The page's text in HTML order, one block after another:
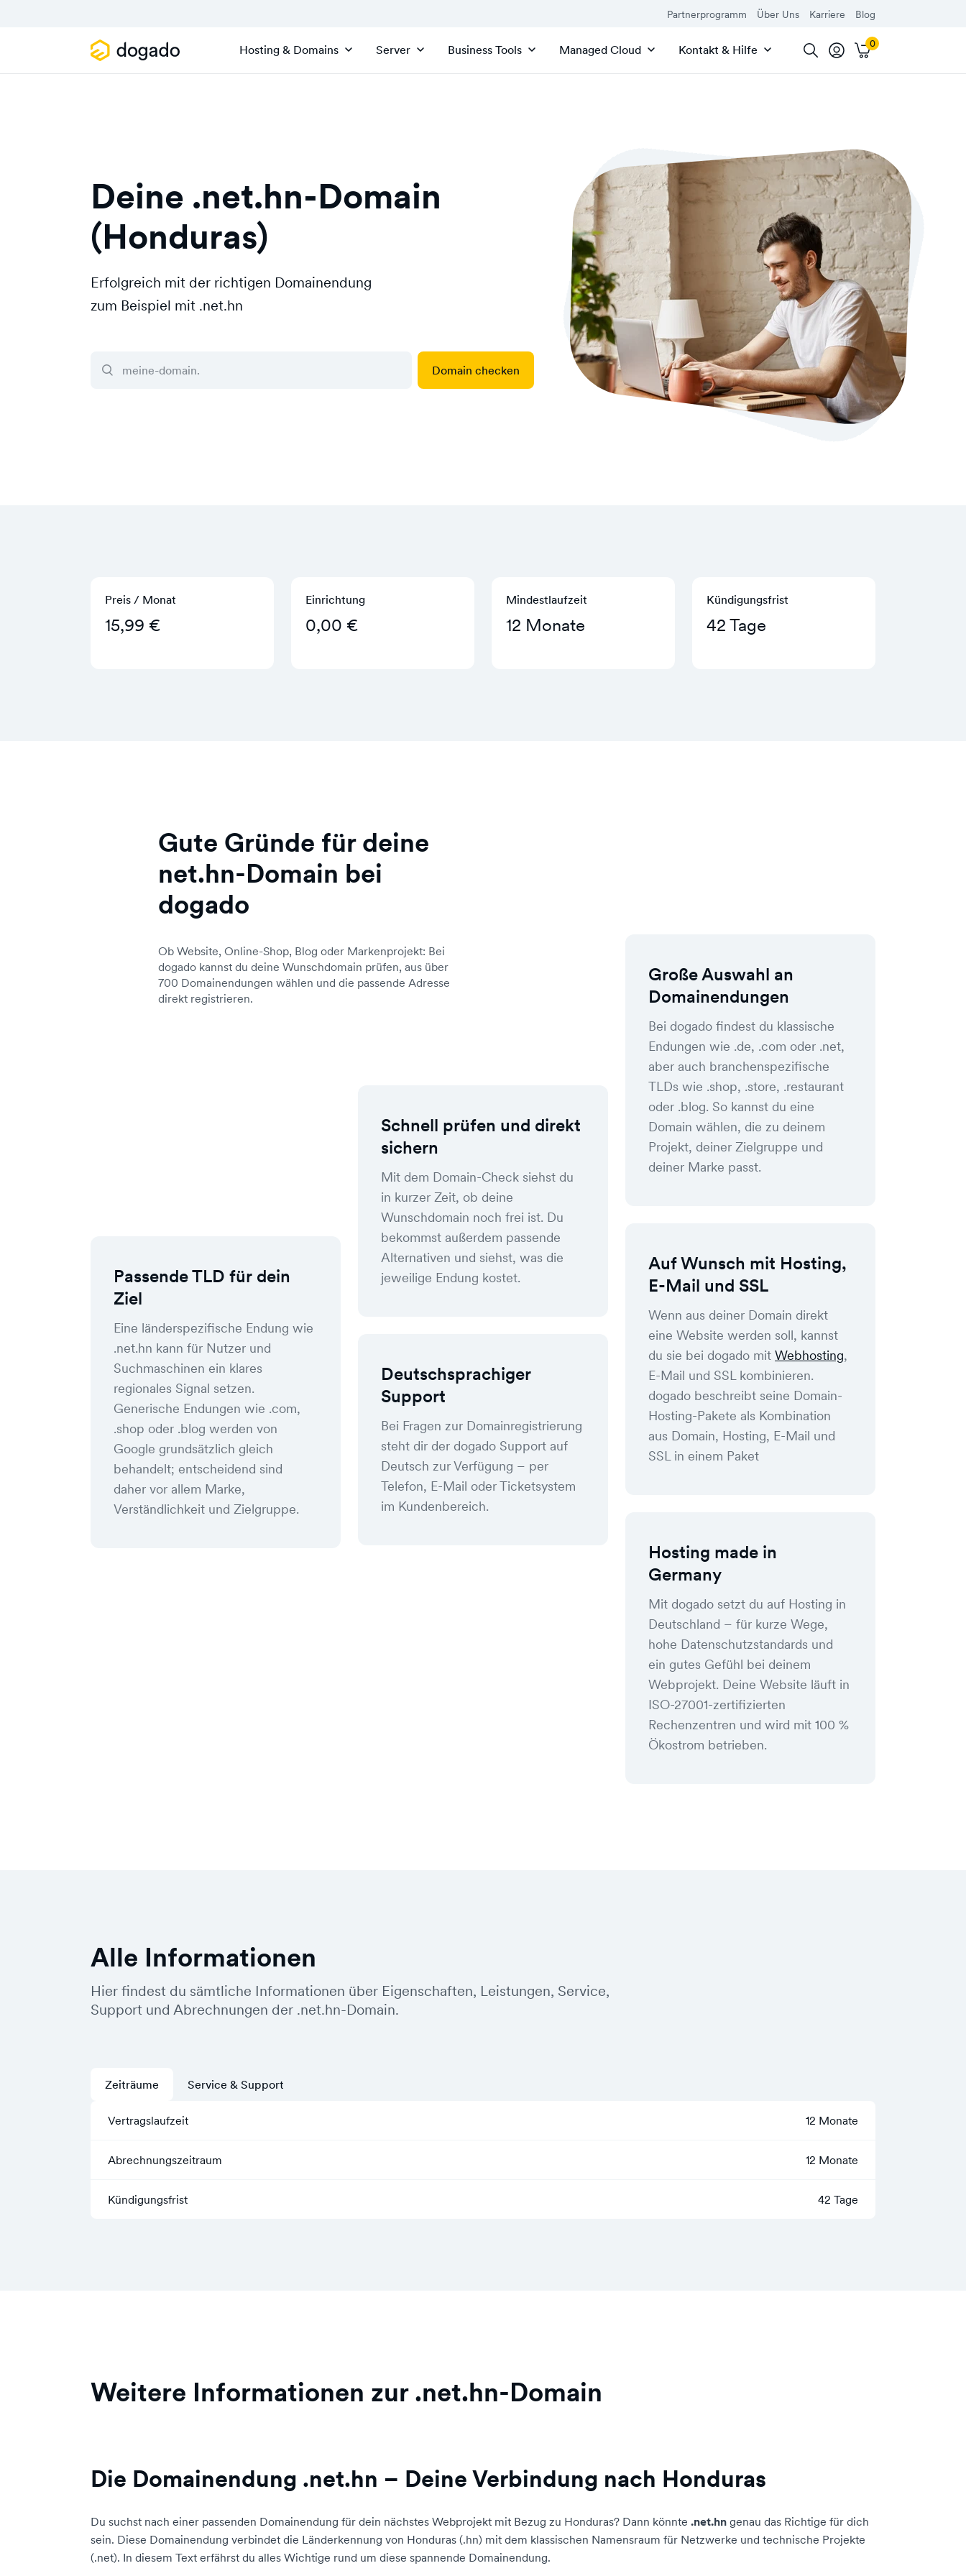
Partnerprogramm Über Uns Karriere Blog
Hosting & Domains Server Business Tools Managed Cloud Kontakt & Hilfe
Deine .net.hn-Domain
(Honduras)
Erfolgreich mit der richtigen Domainendung
zum Beispiel mit .net.hn
Domain checken
Preis / Monat
15,99 €
Einrichtung
0,00 €
Mindestlaufzeit
12 Monate
Kündigungs­frist
42 Tage
Gute Gründe für deine
net.hn-Domain bei
dogado
Ob Website, Online-Shop, Blog oder Markenprojekt: Bei
dogado kannst du deine Wunschdomain prüfen, aus über
700 Domainendungen wählen und die passende Adresse
direkt registrieren.
Passende TLD für dein
Ziel
Eine länderspezifische Endung wie
.net.hn kann für Nutzer und
Suchmaschinen ein klares
regionales Signal setzen.
Generische Endungen wie .com,
.shop oder .blog werden von
Google grundsätzlich gleich
behandelt; entscheidend sind
daher vor allem Marke,
Verständlichkeit und Zielgruppe.
Schnell prüfen und direkt
sichern
Mit dem Domain-Check siehst du
in kurzer Zeit, ob deine
Wunschdomain noch frei ist. Du
bekommst außerdem passende
Alternativen und siehst, was die
jeweilige Endung kostet.
Deutschsprachiger
Support
Bei Fragen zur Domainregistrierung
steht dir der dogado Support auf
Deutsch zur Verfügung – per
Telefon, E-Mail oder Ticketsystem
im Kundenbereich.
Große Auswahl an
Domainendungen
Bei dogado findest du klassische
Endungen wie .de, .com oder .net,
aber auch branchenspezifische
TLDs wie .shop, .store, .restaurant
oder .blog. So kannst du eine
Domain wählen, die zu deinem
Projekt, deiner Zielgruppe und
deiner Marke passt.
Auf Wunsch mit Hosting,
E-Mail und SSL
Wenn aus deiner Domain direkt
eine Website werden soll, kannst
du sie bei dogado mit Webhosting,
E-Mail und SSL kombinieren.
dogado beschreibt seine Domain-
Hosting-Pakete als Kombination
aus Domain, Hosting, E-Mail und
SSL in einem Paket
Hosting made in
Germany
Mit dogado setzt du auf Hosting in
Deutschland – für kurze Wege,
hohe Datenschutzstandards und
ein gutes Gefühl bei deinem
Webprojekt. Deine Website läuft in
ISO-27001-zertifizierten
Rechenzentren und wird mit 100 %
Ökostrom betrieben.
Alle Informationen
Hier findest du sämtliche Informationen über Eigenschaften, Leistungen, Service,
Support und Abrechnungen der .net.hn-Domain.
Zeiträume
Vertragslaufzeit 12 Monate
Abrechnungszeitraum 12 Monate
Kündigungsfrist 42 Tage
Service & Support
Weitere Informationen zur .net.hn-Domain
Die Domainendung .net.hn – Deine Verbindung nach Honduras
Du suchst nach einer passenden Domainendung für dein nächstes Webprojekt mit Bezug zu Honduras? Dann könnte .net.hn genau das Richtige für dich
sein. Diese Domainendung verbindet die Länderkennung von Honduras (.hn) mit dem klassischen Namensraum für Netzwerke und technische Projekte
(.net). In diesem Text erfährst du alles Wichtige rund um diese spannende Domainendung.